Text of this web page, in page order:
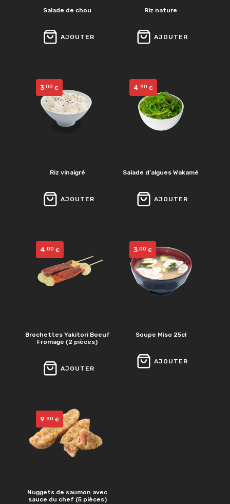
Salade de chou
AJOUTER
Riz nature
AJOUTER
Riz vinaigré
3.00 €
AJOUTER
Salade d’algues Wakamé
4.90 €
AJOUTER
Brochettes Yakitori Boeuf
Fromage (2 pièces)
4.00 €
AJOUTER
Soupe Miso 25cl
3.00 €
AJOUTER
Nuggets de saumon avec
sauce du chef (5 pièces)
9 .90 €